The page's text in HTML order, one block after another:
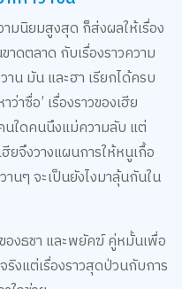
มนิยมสูงสุด ก็ส่งผลให้เรื่อง
ดตลาด กับเรื่องราวความ
น มัน และฮา เรียกได้ครบ
าซื่อ’ เรื่องราวของเฮีย
ใดคนนึงแม่ความลับ แต่
จึงวางแผนการให้หนูเกื้อ
นๆ จะเป็นยังไงมาลุ้นกันใน
องธชา และพยัคฆ์ คู่หมั้นเพื่อ
งแต่เรื่องราวสุดป่วนกับการ
ใจช่วย